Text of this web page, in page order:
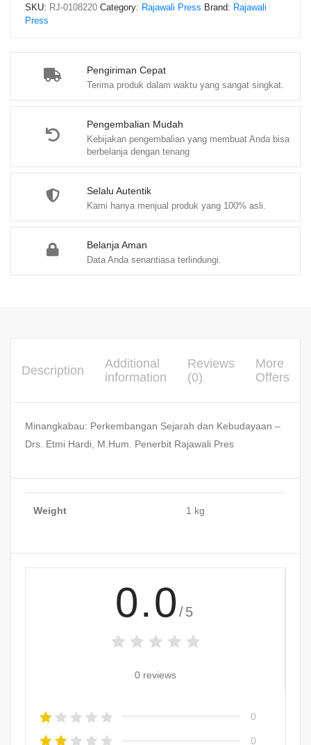
Pengiriman Cepat
Terima produk dalam waktu yang sangat singkat.
Pengembalian Mudah
Kebijakan pengembalian yang membuat Anda bisa
berbelanja dengan tenang
Selalu Autentik
Kami hanya menjual produk yang 100% asli.
Belanja Aman
Data Anda senantiasa terlindungi.
Etmi
M.Hum.
quantity
SKU: RJ-0108220 Category: Rajawali Press Brand: Rajawali
Press
Description
Additional
information
Reviews
(0)
More
Offers
Minangkabau: Perkembangan Sejarah dan Kebudayaan –
Drs. Etmi Hardi, M.Hum. Penerbit Rajawali Pres
Weight 1 kg
0.0 /5
0 reviews
0
0